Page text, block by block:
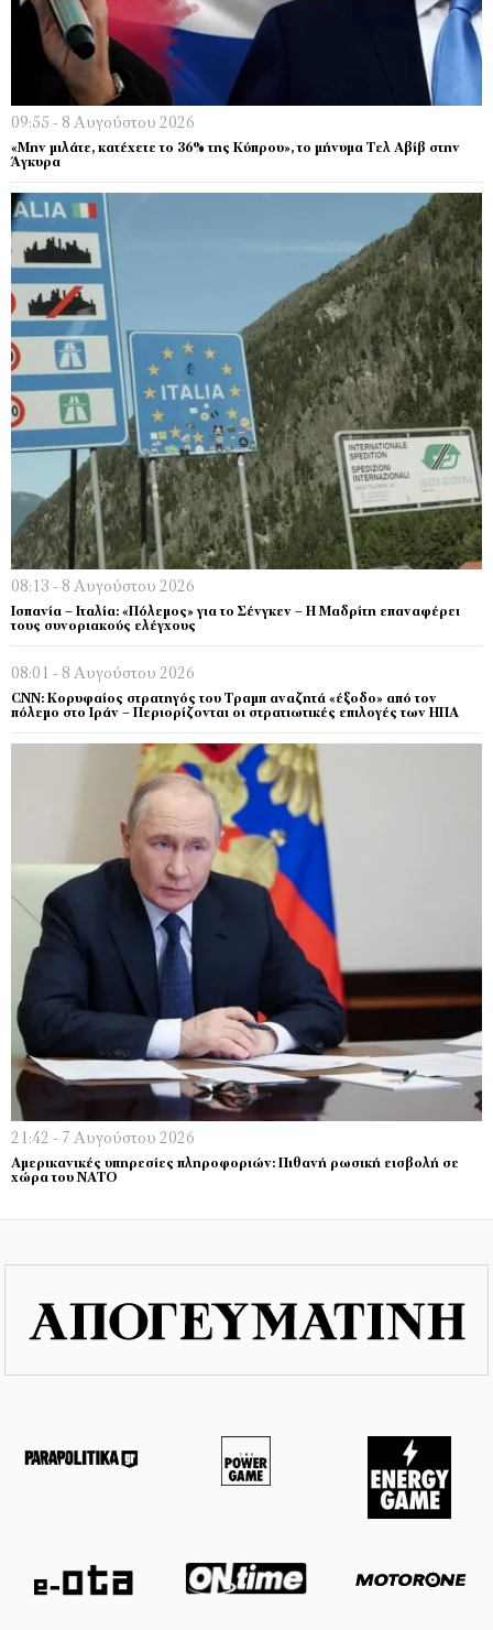
09:55 - 8 Αυγούστου 2026
«Μην μιλάτε, κατέχετε το 36% της Κύπρου», το μήνυμα Τελ Αβίβ στην
Άγκυρα
08:13 - 8 Αυγούστου 2026
Ισπανία – Ιταλία: «Πόλεμος» για το Σένγκεν – Η Μαδρίτη επαναφέρει
τους συνοριακούς ελέγχους
08:01 - 8 Αυγούστου 2026
CNN: Κορυφαίος στρατηγός του Τραμπ αναζητά «έξοδο» από τον
πόλεμο στο Ιράν – Περιορίζονται οι στρατιωτικές επιλογές των ΗΠΑ
21:42 - 7 Αυγούστου 2026
Αμερικανικές υπηρεσίες πληροφοριών: Πιθανή ρωσική εισβολή σε
χώρα του ΝΑΤΟ